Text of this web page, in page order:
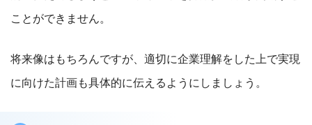
ことができません。
将来像はもちろんですが、適切に企業理解をした上で実現
に向けた計画も具体的に伝えるようにしましょう。